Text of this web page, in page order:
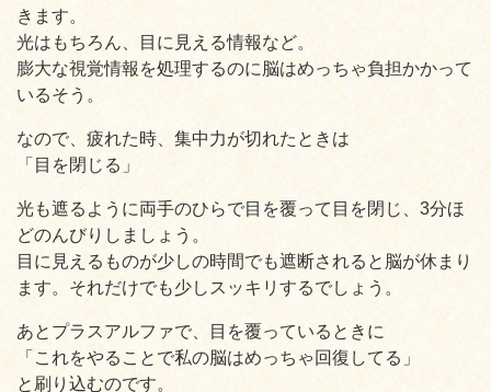
きます。
光はもちろん、目に見える情報など。
膨大な視覚情報を処理するのに脳はめっちゃ負担かかって
いるそう。
なので、疲れた時、集中力が切れたときは
「目を閉じる」
光も遮るように両手のひらで目を覆って目を閉じ、3分ほ
どのんびりしましょう。
目に見えるものが少しの時間でも遮断されると脳が休まり
ます。それだけでも少しスッキリするでしょう。
あとプラスアルファで、目を覆っているときに
「これをやることで私の脳はめっちゃ回復してる」
と刷り込むのです。